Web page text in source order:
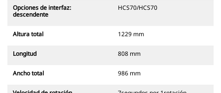
Opciones de interfaz:
descendente
HCS70/HCS70
Altura total 1229 mm
Longitud 808 mm
Ancho total 986 mm